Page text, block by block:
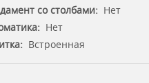
со столбами: Нет
Нет
Встроенная